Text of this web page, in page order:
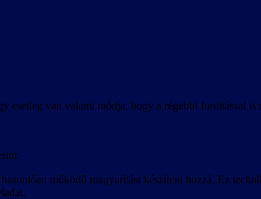
van valami módja, hogy a régebbi fordítással
működő magyarítást készíteni hozzá. Ez